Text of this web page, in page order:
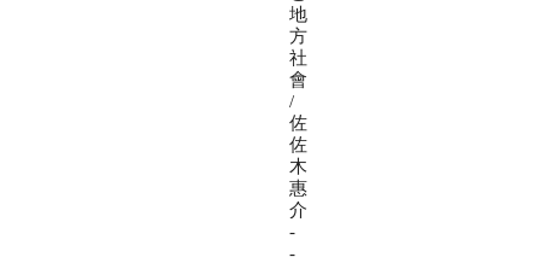
地
方
社
會
/
佐
佐
木
惠
介
-
-